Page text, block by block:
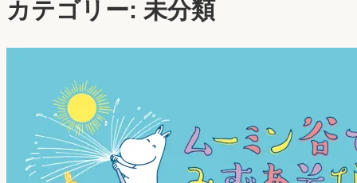
ゴ
リ
ー
カテゴリー: 未分類